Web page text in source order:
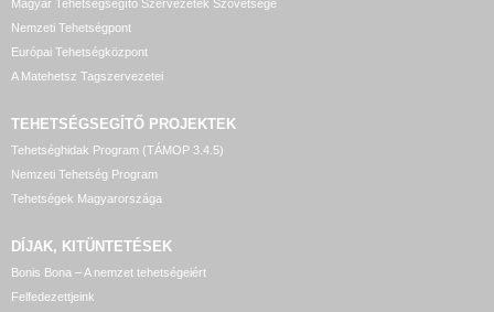
Magyar Tehetségsegítő Szervezetek Szövetsége
Nemzeti Tehetségpont
Európai Tehetségközpont
A Matehetsz Tagszervezetei
TEHETSÉGSEGÍTŐ PROJEKTEK
Tehetséghidak Program (TÁMOP 3.4.5)
Nemzeti Tehetség Program
Tehetségek Magyarországa
DÍJAK, KITÜNTETÉSEK
Bonis Bona – A nemzet tehetségeiért
Felfedezettjeink